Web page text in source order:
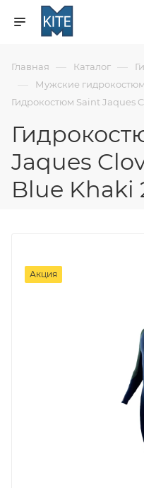
Главная — Каталог —
— Мужские
Гидрокостюм Saint Jaques
Jaques
Blue Khaki
Акция